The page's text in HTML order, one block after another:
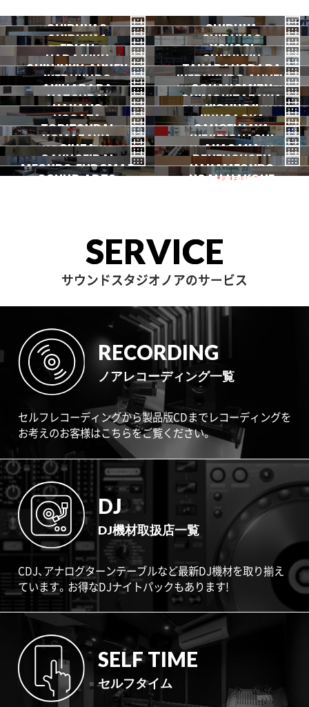
SHIBUYA3
渋谷3号
2026.07 OPEN
SHIBUYA
渋谷本店
SHIBUYA1
渋谷1号
SHIBUYA2
渋谷2号
EBISU
恵比寿
YOYOGI
代々木
HARAJUKU
原宿
SHINJUKU
新宿
SHINJUKU ANNEX
新宿ANNEX
TAKADANOBABA
高田馬場
IKEBUKURO
池袋
IKEBUKURO ANNEX
池袋ANNEX
AKIHABARA
秋葉原
OCHANOMIZU
御茶ノ水
HATSUDAI
初台
SHIMOKITAZAWA
下北沢
NAKANO
中野
KICHIJOJI
吉祥寺
NOGATA
野方
JIYUGAOKA
自由が丘
TORITSUDAI
都立大
SANGENJAYA
三軒茶屋
KOMAZAWA
駒沢
IKEJIRIOHASHI
池尻大橋
一時閉店中
GINZA
銀座
AKASAKA
赤坂
GAKUGEIDAI
学芸大
DENENCHOFU
田園調布
MEGURO FUDOMAE NAKAMEGURO
SOUND ARTS NOAH HAKONE
SERVICE
サウンドスタジオノアのサービス
RECORDING
ノアレコーディング一覧
セルフレコーディングから製品版CDまでレコーディングを
お考えのお客様はこちらをご覧ください。
DJ
DJ機材取扱店一覧
CDJ、アナログターンテーブルなど最新DJ機材を取り揃え
ています。お得なDJナイトパックもあります!
SELF TIME
セルフタイム